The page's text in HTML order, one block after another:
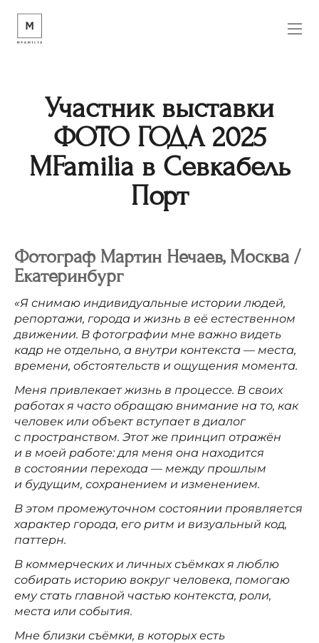
Участник выставки
ФОТО ГОДА 2025
MFamilia в Севкабель
Порт
Фотограф Мартин Нечаев, Москва /
Екатеринбург
«Я снимаю индивидуальные истории людей,
репортажи, города и жизнь в её естественном
движении. В фотографии мне важно видеть
кадр не отдельно, а внутри контекста — места,
времени, обстоятельств и ощущения момента.
Меня привлекает жизнь в процессе. В своих
работах я часто обращаю внимание на то, как
человек или объект вступает в диалог
с пространством. Этот же принцип отражён
и в моей работе: для меня она находится
в состоянии перехода — между прошлым
и будущим, сохранением и изменением.
В этом промежуточном состоянии проявляется
характер города, его ритм и визуальный код,
паттерн.
В коммерческих и личных съёмках я люблю
собирать историю вокруг человека, помогаю
ему стать главной частью контекста, роли,
места или события.
Мне близки съёмки, в которых есть